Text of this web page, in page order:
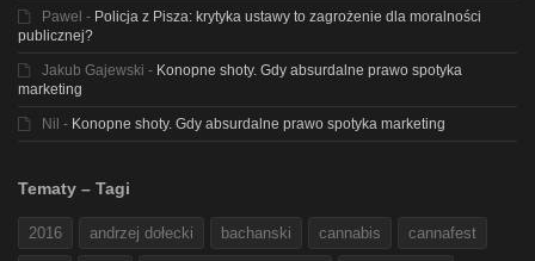
Pawel - Policja z Pisza: krytyka ustawy to zagrożenie dla moralności
publicznej?
Jakub Gajewski - Konopne shoty. Gdy absurdalne prawo spotyka
marketing
Nil - Konopne shoty. Gdy absurdalne prawo spotyka marketing
Tematy – Tagi
2016 andrzej dołecki bachanski cannabis cannafest